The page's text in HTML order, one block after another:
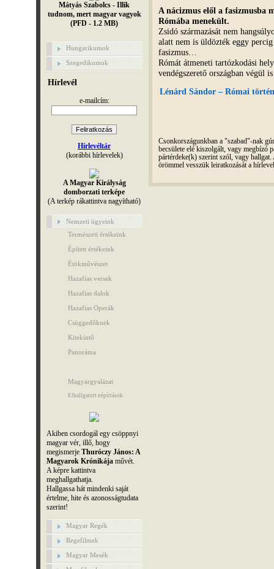
Mátyás Szabolcs - Illik
tudnom, mert magyar vagyok
(PFD - 1.2 MB)
Hungarikumok
Szegedikumok
Hírlevél
e-mailcím:
Hírlevéltár
(korábbi hírlevelek)
A Magyar Királyság
domborzati terképe
(A terkép rákattintva nagyítható)
Nemzeti ügyeink
Természeti értékeink
Épített értékeink
Étökművészet
Hazafias versek
Hazafias dalok
Hazafias Operák
Csüggedőknek
Kitekintő
Panoráma
Magyargyalázat
Elhallgatott népírtások
Akiben csordogál egy csöppnyi
magyar vér, illő, hogy
megismerje Thuróczy János: A
Magyarok Krónikájaművét.
A képre kattintva
meghallgathatja.
Hallgassa hát mindenki saját
értelme, hite és azonosságtudata
szerint!
Magyar Regék
Regefilmek
Magyar Mesék
A nácizmus elől a fasizmusba
Rómába menekült.
Zsidó származását nem
alatt nem is üldözték eggy
fasizmus…
Rómát átmeneti tartózkodási
vendégszerető országban végül
Lénárd Sándor – Római
Csonkországunkban a "szabad"-nak
becsülete elé kiszolgált, vagy megbízó
pártérdeke(k) szerint szól, vagy
örömmel vesszük leiratkozását a